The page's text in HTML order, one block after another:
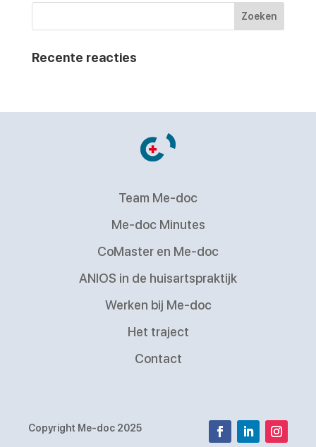
Recente reacties
Team Me-doc
Me-doc Minutes
CoMaster en Me-doc
ANIOS in de huisartspraktijk
Werken bij Me-doc
Het traject
Contact
Copyright Me-doc 2025